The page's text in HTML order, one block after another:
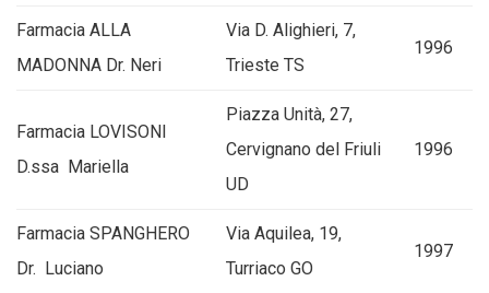
Farmacia ALLA
MADONNA Dr. Neri
Via D. Alighieri, 7,
Trieste TS
1996
Farmacia LOVISONI
D.ssa Mariella
Piazza Unità, 27,
Cervignano del Friuli
UD
1996
Farmacia SPANGHERO
Dr. Luciano
Via Aquilea, 19,
Turriaco GO
1997